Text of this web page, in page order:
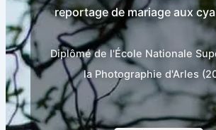
reportage de mariage aux
Diplômé de l'École Nationale
la Photographie d'Arles